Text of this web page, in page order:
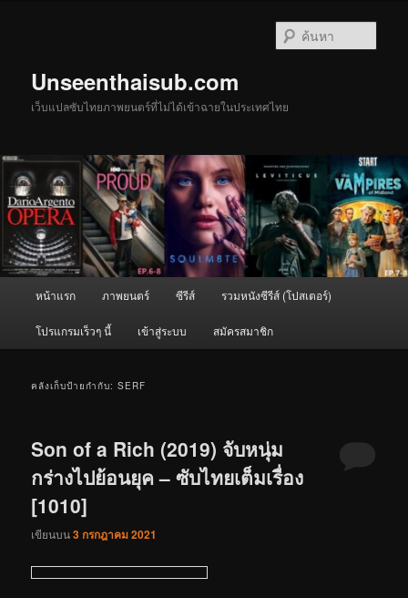
Unseenthaisub.com
เว็บแปลซับไทยภาพยนตร์ที่ไม่ได้เข้าฉายในประเทศไทย
หน้าแรก ภาพยนตร์ ซีรีส์ รวมหนังซีรีส์ (โปสเตอร์)
โปรแกรมเร็วๆ นี้ เข้าสู่ระบบ สมัครสมาชิก
คลังเก็บป้ายกำกับ:SERF
Son of a Rich (2019) จับหนุ่ม
กร่างไปย้อนยุค – ซับไทยเต็มเรื่อง
[1010]
เขียนบน3 กรกฎาคม 2021